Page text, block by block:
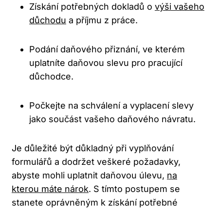
Získání potřebných dokladů o výši vašeho
důchodu a příjmu z práce.
Podání daňového přiznání,⁢ ve kterém
uplatníte daňovou slevu pro pracující
důchodce.
Počkejte ⁣na⁤ schválení a vyplacení‍ slevy
jako součást vašeho daňového návratu.
Je důležité být​ důkladný při vyplňování
formulářů a dodržet veškeré požadavky,
⁤abyste mohli uplatnit daňovou úlevu,​ na
kterou máte nárok. ‍S tímto‍ postupem se
stanete oprávněným k získání⁤ potřebné⁢